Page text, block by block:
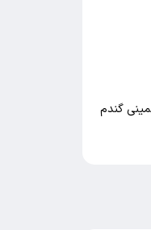
گندم